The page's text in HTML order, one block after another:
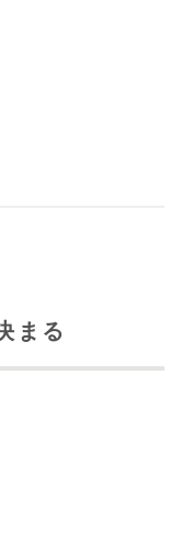
まる